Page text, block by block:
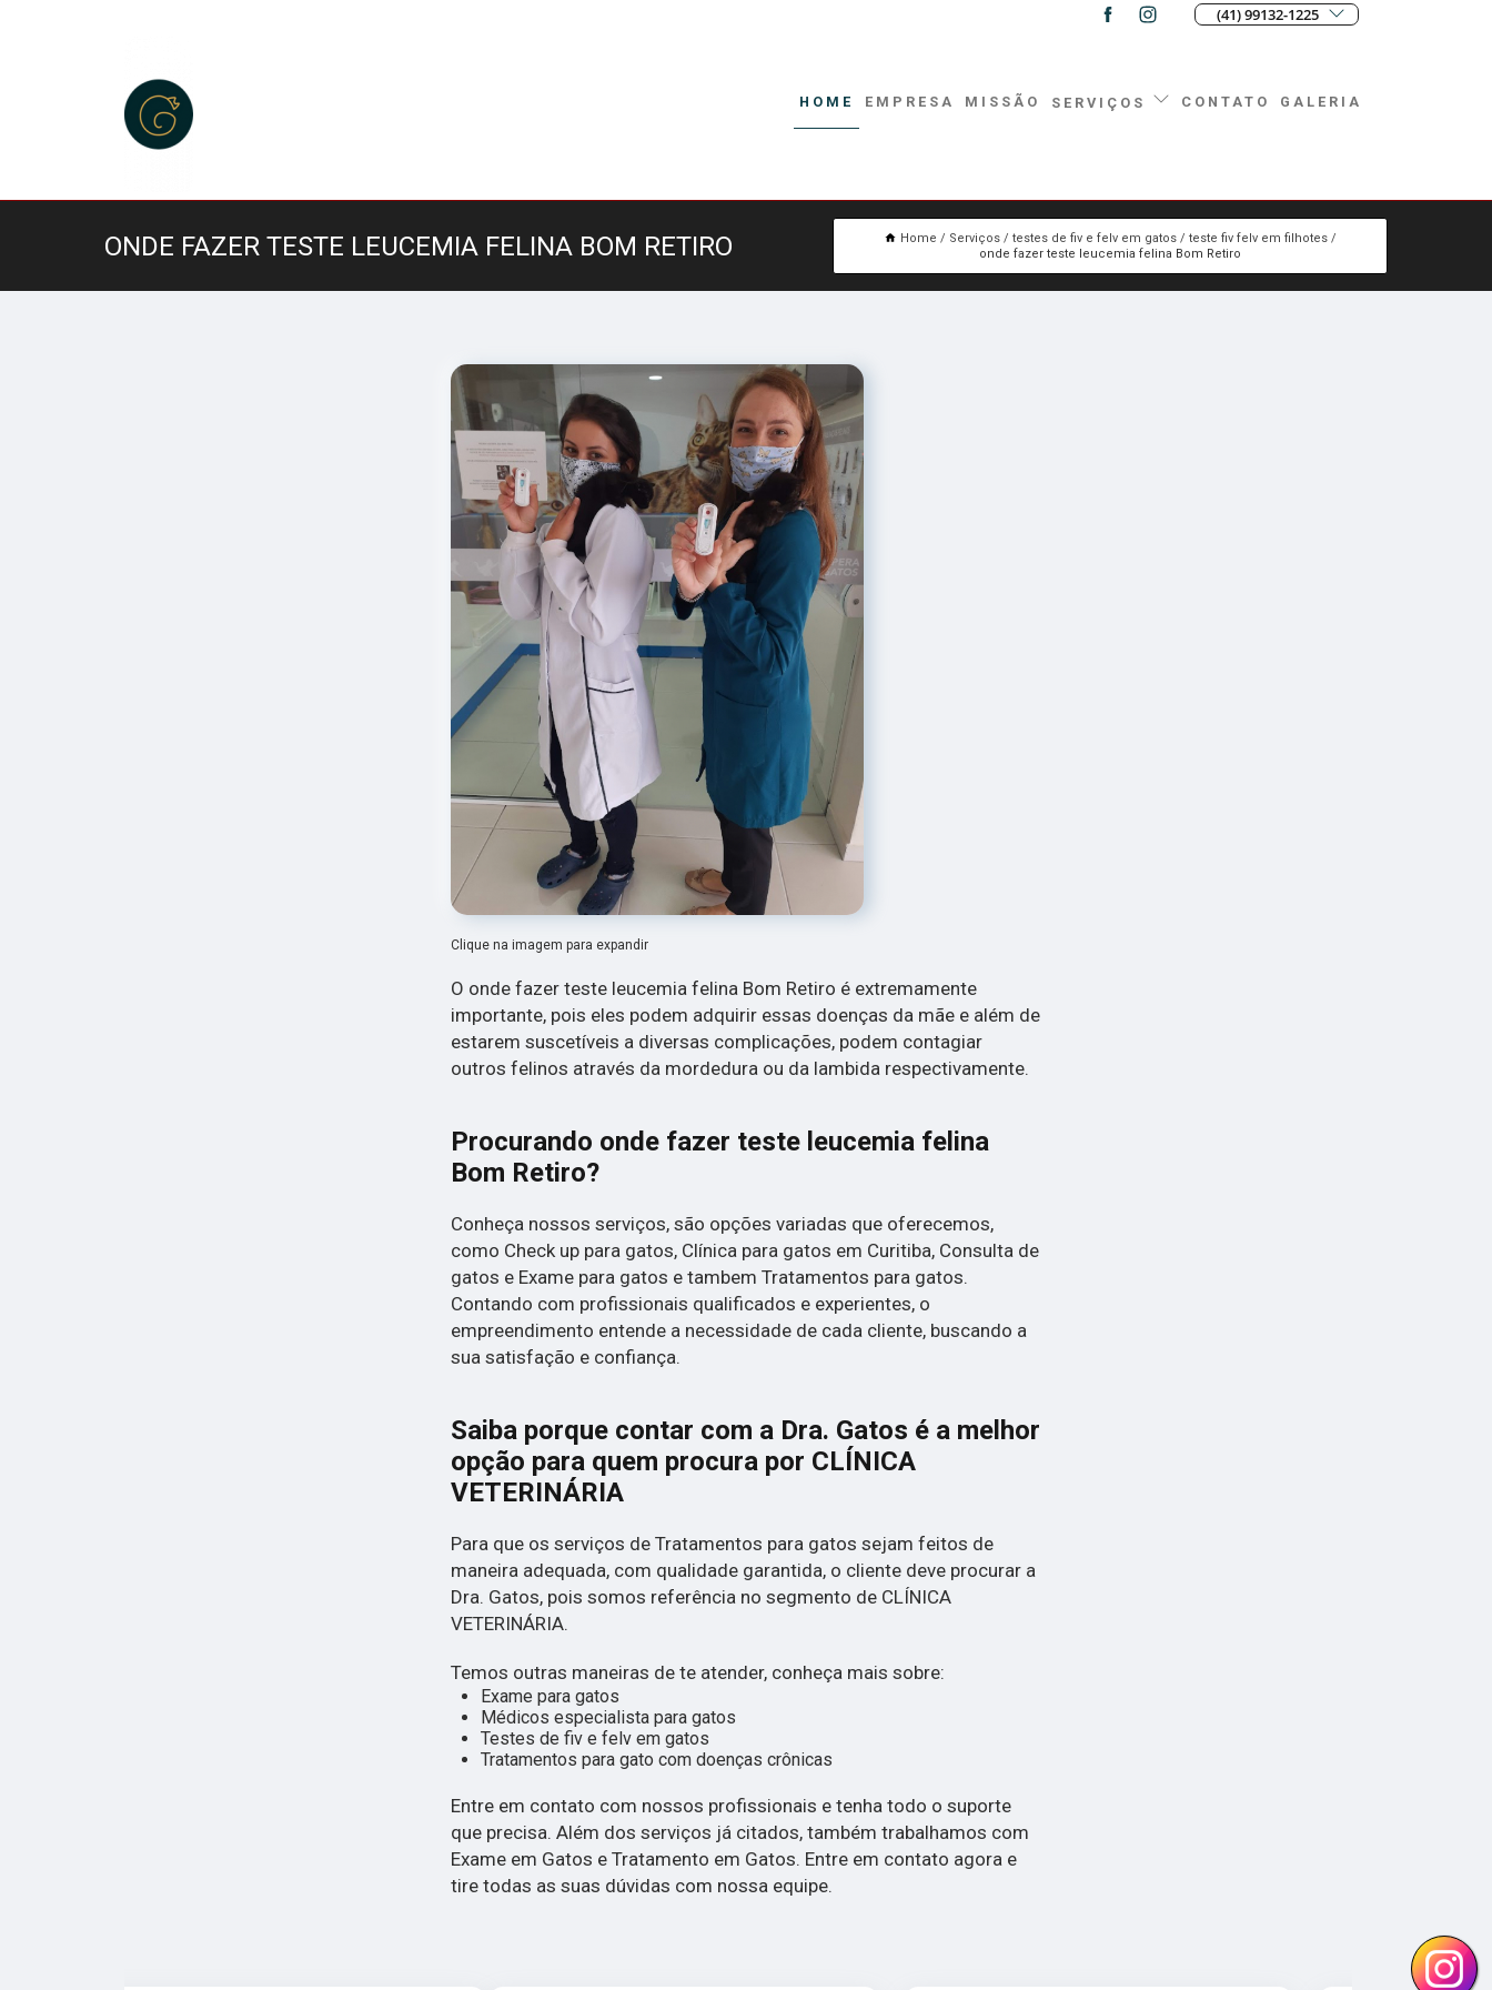
(41) 99132-1225
HOME EMPRESA MISSÃO SERVIÇOS CONTATO GALERIA
ONDE FAZER TESTE LEUCEMIA FELINA BOM RETIRO Home Serviços testes de fiv e felv em gatos
teste fiv felv em filhotes
onde fazer teste leucemia felina Bom Retiro
Clique na imagem para expandir
O onde fazer teste leucemia felina Bom Retiro é extremamente
importante, pois eles podem adquirir essas doenças da mãe e além de
estarem suscetíveis a diversas complicações, podem contagiar
outros felinos através da mordedura ou da lambida respectivamente.
Procurando onde fazer teste leucemia felina
Bom Retiro?
Conheça nossos serviços, são opções variadas que oferecemos,
como Check up para gatos, Clínica para gatos em Curitiba, Consulta de
gatos e Exame para gatos e tambem Tratamentos para gatos.
Contando com profissionais qualificados e experientes, o
empreendimento entende a necessidade de cada cliente, buscando a
sua satisfação e confiança.
Saiba porque contar com a Dra. Gatos é a melhor
opção para quem procura por CLÍNICA
VETERINÁRIA
Para que os serviços de Tratamentos para gatos sejam feitos de
maneira adequada, com qualidade garantida, o cliente deve procurar a
Dra. Gatos, pois somos referência no segmento de CLÍNICA
VETERINÁRIA.
Temos outras maneiras de te atender, conheça mais sobre:
Exame para gatos
Médicos especialista para gatos
Testes de fiv e felv em gatos
Tratamentos para gato com doenças crônicas
Entre em contato com nossos profissionais e tenha todo o suporte
que precisa. Além dos serviços já citados, também trabalhamos com
Exame em Gatos e Tratamento em Gatos. Entre em contato agora e
tire todas as suas dúvidas com nossa equipe.